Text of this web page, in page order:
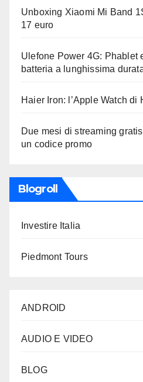
Unboxing Xiaomi Mi Band
17 euro
Ulefone Power 4G: Phablet
batteria a lunghissima
Haier Iron: l’Apple Watch
Due mesi di streaming
un codice promo
Blogroll
Investire Italia
Piedmont Tours
ANDROID
AUDIO E VIDEO
BLOG